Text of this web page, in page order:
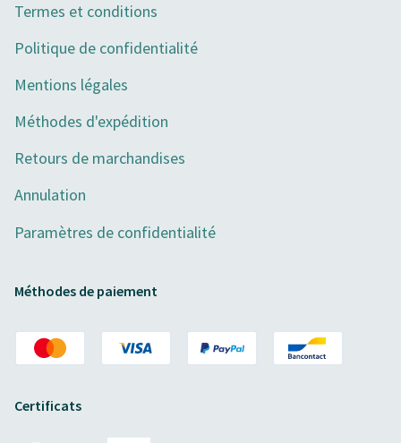
Termes et conditions
Politique de confidentialité
Mentions légales
Méthodes d'expédition
Retours de marchandises
Annulation
Paramètres de confidentialité
Méthodes de paiement
Certificats